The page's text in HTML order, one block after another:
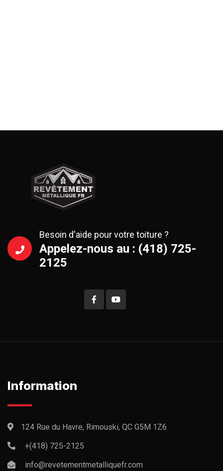
Besoin d'aide pour votre toiture ?
Appelez-nous au : (418) 725-
2125
Information
124 Rue du Havre, Rimouski, QC G5M 1Z6
+(418) 725-2125
info@revetementmetalliquefr.com